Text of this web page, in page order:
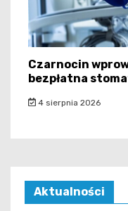
Czarnocin
bezpłatna
4 sierpnia 2026
Aktualności